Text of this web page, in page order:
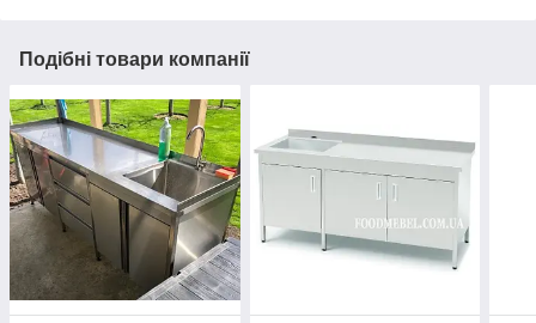
Подібні товари компанії